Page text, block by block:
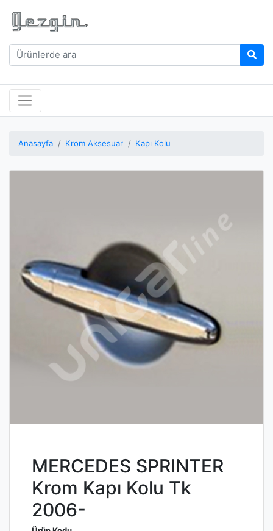
Anasayfa Krom Aksesuar Kapı Kolu
MERCEDES SPRINTER
Krom Kapı Kolu Tk
2006-